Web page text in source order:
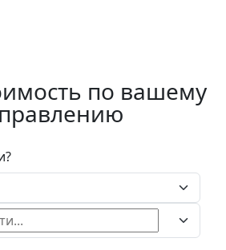
по вашему